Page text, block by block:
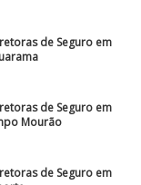
de Seguro em
de Seguro em
Mourão
de Seguro em